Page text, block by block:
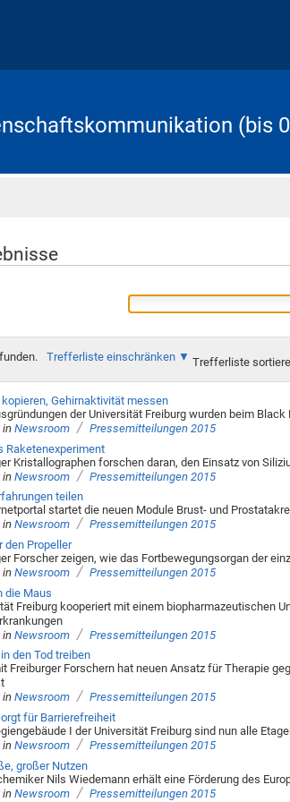
(bis
Trefferliste einschränken Trefferliste
Gehirnaktivität messen
der Universität Freiburg wurden beim
in Newsroom / Pressemitteilungen 2015
Raketenexperiment
Kristallographen forschen daran, den Einsatz von
in Newsroom / Pressemitteilungen 2015
teilen
startet die neuen Module Brust- und
in Newsroom / Pressemitteilungen 2015
den Propeller
Forscher zeigen, wie das Fortbewegungsorgan der
in Newsroom / Pressemitteilungen 2015
die Maus
Freiburg kooperiert mit einem biopharmazeutischen
in Newsroom / Pressemitteilungen 2015
den Tod treiben
Freiburger Forschern hat neuen Ansatz für Therapie
in Newsroom / Pressemitteilungen 2015
für Barrierefreiheit
I der Universität Freiburg sind nun alle
in Newsroom / Pressemitteilungen 2015
großer Nutzen
Nils Wiedemann erhält eine Förderung des
in Newsroom / Pressemitteilungen 2015